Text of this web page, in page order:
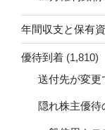
年間収支と保有
優待到着 (1,810)
送付先が変更
隠れ株主優待